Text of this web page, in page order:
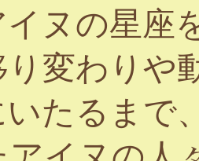
ヌの星座
変わりや
たるまで